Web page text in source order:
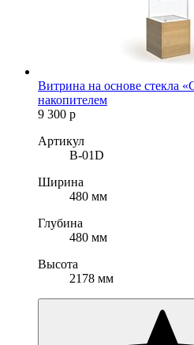
Витрина на основе стекла
накопителем
9 300 р
Артикул
B-01D
Ширина
480 мм
Глубина
480 мм
Высота
2178 мм